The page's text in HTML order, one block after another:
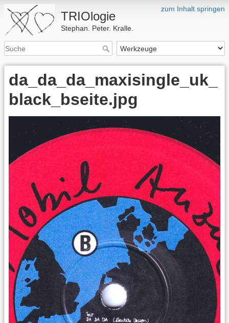
zum Inhalt springen
TRIOlogie
Stephan. Peter. Kralle.
da_da_da_maxisingle_uk_
black_bseite.jpg